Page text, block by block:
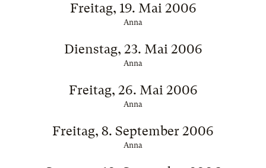
Freitag, 19. Mai 2006
Anna
Dienstag, 23. Mai 2006
Anna
Freitag, 26. Mai 2006
Anna
Freitag, 8. September 2006
Anna